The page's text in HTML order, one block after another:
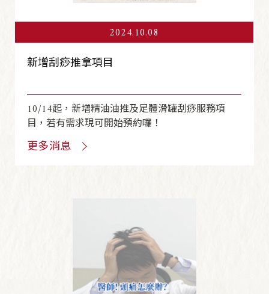
2024.10.08
新增刮痧推拿項目
10/14起，新增精油油推及足體滑罐刮痧服務項
目，若有需求現可開始預約囉！
更多消息